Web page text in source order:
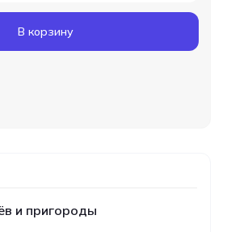
В корзину
и пригороды